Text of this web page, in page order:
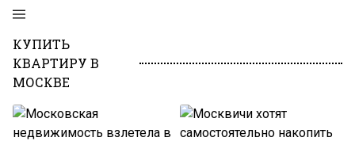
КУПИТЬ
КВАРТИРУ В
МОСКВЕ